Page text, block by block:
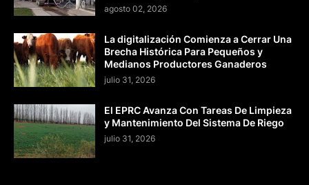
agosto 02, 2026
La digitalización Comienza a Cerrar Una
Brecha Histórica Para Pequeños y
Medianos Productores Ganaderos
julio 31, 2026
El EPRC Avanza Con Tareas De Limpieza
y Mantenimiento Del Sistema De Riego
julio 31, 2026